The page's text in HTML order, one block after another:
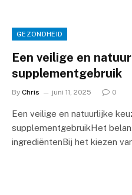
GEZONDHEID
Een veilige en
supplementgebruik
By Chris juni 11, 2025 0
Een veilige en natuurlijke
supplementgebruikHet
ingrediëntenBij het kiezen